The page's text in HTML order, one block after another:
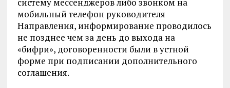
систему мессенджеров либо звонком на
мобильный телефон руководителя
Направления, информирование проводилось
не позднее чем за день до выхода на
«бифри», договоренности были в устной
форме при подписании дополнительного
соглашения.